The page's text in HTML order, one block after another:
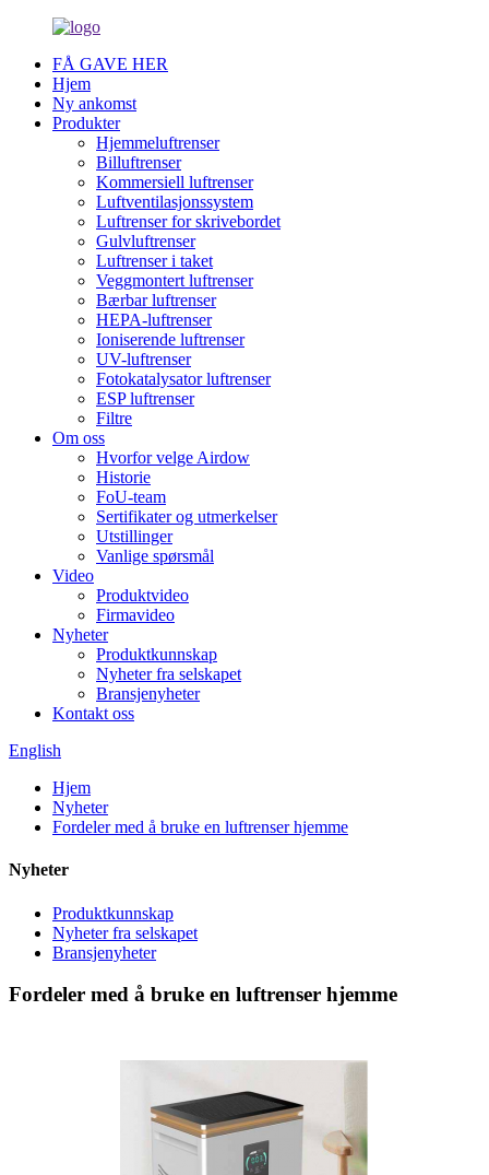
FÅ GAVE HER
Hjem
Ny ankomst
Produkter
Hjemmeluftrenser
Billuftrenser
Kommersiell luftrenser
Luftventilasjonssystem
Luftrenser for skrivebordet
Gulvluftrenser
Luftrenser i taket
Veggmontert luftrenser
Bærbar luftrenser
HEPA-luftrenser
Ioniserende luftrenser
UV-luftrenser
Fotokatalysator luftrenser
ESP luftrenser
Filtre
Om oss
Hvorfor velge Airdow
Historie
FoU-team
Sertifikater og utmerkelser
Utstillinger
Vanlige spørsmål
Video
Produktvideo
Firmavideo
Nyheter
Produktkunnskap
Nyheter fra selskapet
Bransjenyheter
Kontakt oss
English
Hjem
Nyheter
Fordeler med å bruke en luftrenser hjemme
Nyheter
Produktkunnskap
Nyheter fra selskapet
Bransjenyheter
Fordeler med å bruke en luftrenser hjemme